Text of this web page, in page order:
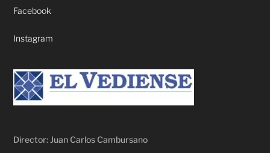
Facebook
Instagram
Director: Juan Carlos Cambursano